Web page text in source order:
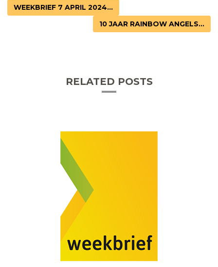
WEEKBRIEF 7 APRIL 2024...
10 JAAR RAINBOW ANGELS...
RELATED POSTS